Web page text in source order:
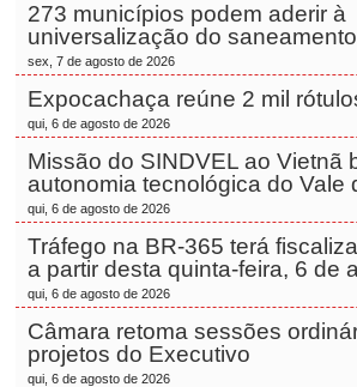
273 municípios podem aderir à
universalização do
sex, 7 de agosto de 2026
Expocachaça reúne 2 mil
qui, 6 de agosto de 2026
Missão do SINDVEL ao Vietnã
autonomia tecnológica do Vale
qui, 6 de agosto de 2026
Tráfego na BR-365 terá
a partir desta quinta-feira, 6 de
qui, 6 de agosto de 2026
Câmara retoma sessões
projetos do Executivo
qui, 6 de agosto de 2026